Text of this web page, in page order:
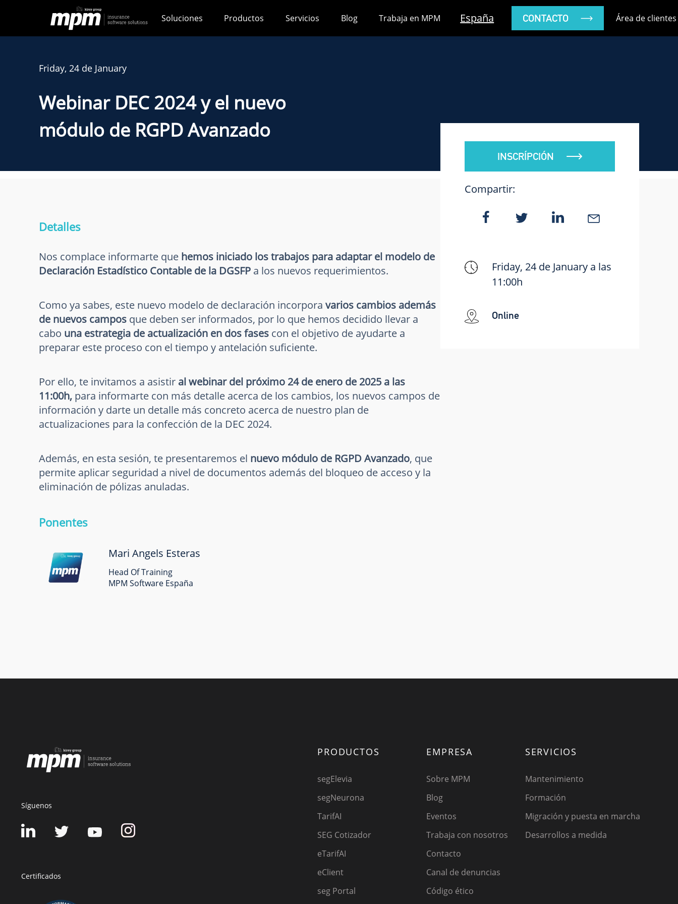
content
Soluciones Productos Servicios Blog Trabaja en MPM España CONTACTO Área de clientes
Friday, 24 de January
Webinar DEC 2024 y el nuevo
módulo de RGPD Avanzado
Detalles
Nos complace informarte que hemos iniciado los trabajos para adaptar el modelo de
Declaración Estadístico Contable de la DGSFP a los nuevos requerimientos.
Como ya sabes, este nuevo modelo de declaración incorpora varios cambios además
de nuevos campos que deben ser informados, por lo que hemos decidido llevar a
cabo una estrategia de actualización en dos fases con el objetivo de ayudarte a
preparar este proceso con el tiempo y antelación suficiente.
Por ello, te invitamos a asistir al webinar del próximo 24 de enero de 2025 a las
11:00h, para informarte con más detalle acerca de los cambios, los nuevos campos de
información y darte un detalle más concreto acerca de nuestro plan de
actualizaciones para la confección de la DEC 2024.
Además, en esta sesión, te presentaremos el nuevo módulo de RGPD Avanzado, que
permite aplicar seguridad a nivel de documentos además del bloqueo de acceso y la
eliminación de pólizas anuladas.
Ponentes
Mari Angels Esteras
Head Of Training
MPM Software España
INSCRÍPCIÓN
Compartir:
Friday, 24 de January a las
11:00h
Online
Síguenos
Certificados
PRODUCTOS
segElevia
segNeurona
TarifAI
SEG Cotizador
eTarifAI
eClient
seg Portal
EMPRESA
Sobre MPM
Blog
Eventos
Trabaja con nosotros
Contacto
Canal de denuncias
Código ético
SERVICIOS
Mantenimiento
Formación
Migración y puesta en marcha
Desarrollos a medida